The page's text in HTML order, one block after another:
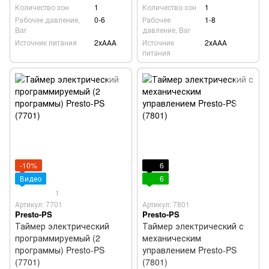
Количество зон
1
Рабочее давление,
Bar
0-6
Источник питания 2хААА
Количество зон
1
Рабочее
давление, Bar
1-8
Источник
питания
2хААА
-10%
Видео
1
Артикул: 7701
Presto-PS
Таймер электрический
программируемый (2
программы) Presto-PS
(7701)
6
6
Артикул: 7801
Presto-PS
Таймер электрический с
механическим
управлением Presto-PS
(7801)